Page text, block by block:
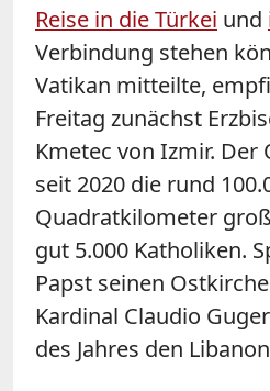
Reise in die Türkei und
Verbindung stehen
Vatikan mitteilte,
Freitag zunächst
Kmetec von Izmir.
seit 2020 die rund
Quadratkilometer
gut 5.000 Katholiken.
Papst seinen
Kardinal Claudio
des Jahres den